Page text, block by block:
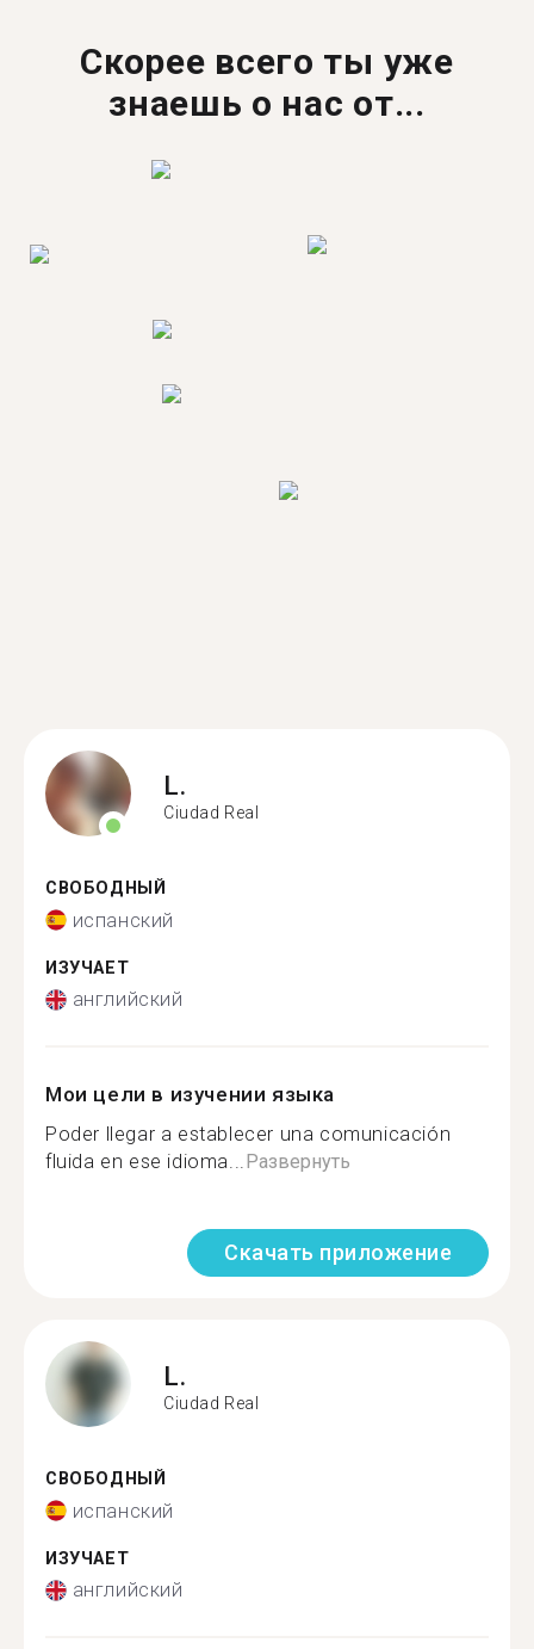
Скорее всего ты уже
знаешь о нас от...
L.
Ciudad Real
СВОБОДНЫЙ
испанский
ИЗУЧАЕТ
английский
Мои цели в изучении языка
Poder llegar a establecer una comunicación
fluida en ese idioma...Развернуть
Скачать приложение
L.
Ciudad Real
СВОБОДНЫЙ
испанский
ИЗУЧАЕТ
английский